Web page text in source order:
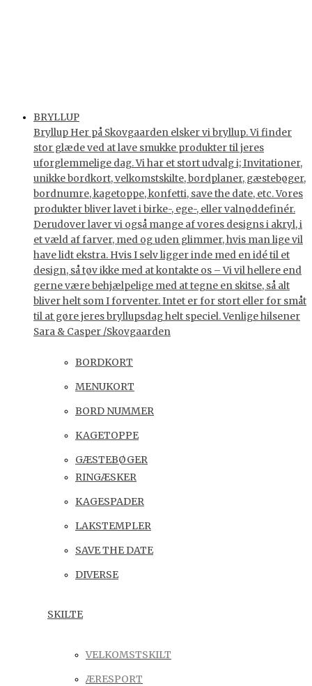
BRYLLUP
Bryllup Her på Skovgaarden elsker vi bryllup. Vi finder
stor glæde ved at lave smukke produkter til jeres
uforglemmelige dag. Vi har et stort udvalg i; Invitationer,
unikke bordkort, velkomstskilte, bordplaner, gæstebøger,
bordnumre, kagetoppe, konfetti, save the date, etc. Vores
produkter bliver lavet i birke-, ege-, eller valnøddefinér.
Derudover laver vi også mange af vores designs i akryl, i
et væld af farver, med og uden glimmer, hvis man lige vil
have lidt ekstra. Hvis I selv ligger inde med en idé til et
design, så tøv ikke med at kontakte os – Vi vil hellere end
gerne være behjælpelige med at tegne en skitse, så alt
bliver helt som I forventer. Intet er for stort eller for småt
til at gøre jeres bryllupsdag helt speciel. Venlige hilsener
Sara & Casper /Skovgaarden
BORDKORT
MENUKORT
BORD NUMMER
KAGETOPPE
GÆSTEBØGER
RINGÆSKER
KAGESPADER
LAKSTEMPLER
SAVE THE DATE
DIVERSE
SKILTE
VELKOMSTSKILT
ÆRESPORT